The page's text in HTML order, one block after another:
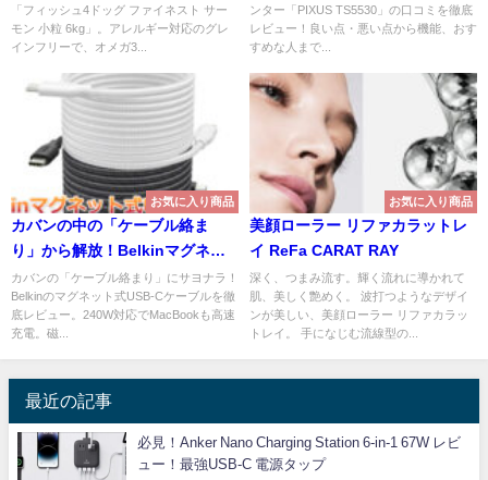
「フィッシュ4ドッグ ファイネスト サー
モン 小粒 6kg」。アレルギー対応のグレ
インフリーで、オメガ3...
力は？
ンター「PIXUS TS5530」の口コミを徹底
レビュー！良い点・悪い点から機能、おす
すめな人まで...
お気に入り商品
カバンの中の「ケーブル絡ま
り」から解放！Belkinマグネッ
ト式USB-Cケーブル
カバンの「ケーブル絡まり」にサヨナラ！
Belkinのマグネット式USB-Cケーブルを徹
底レビュー。240W対応でMacBookも高速
充電。磁...
お気に入り商品
美顔ローラー リファカラットレ
イ ReFa CARAT RAY
深く、つまみ流す。輝く流れに導かれて
肌、美しく艶めく。 波打つようなデザイ
ンが美しい、美顔ローラー リファカラッ
トレイ。 手になじむ流線型の...
最近の記事
必見！Anker Nano Charging Station 6-in-1 67W レビ
ュー！最強USB-C 電源タップ